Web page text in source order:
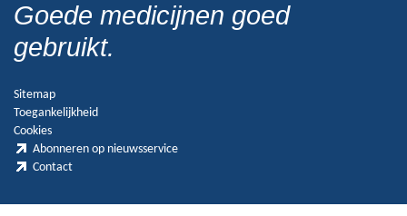
Goede medicijnen goed
gebruikt.
Sitemap
Toegankelijkheid
Cookies
Abonneren op nieuwsservice
Contact